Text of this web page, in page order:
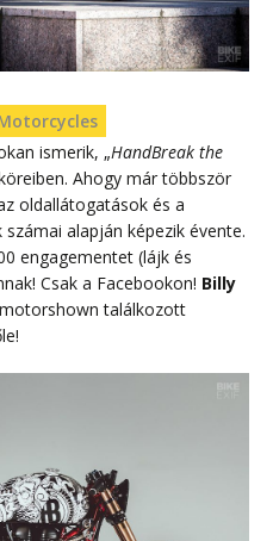
ismerik, „HandBreak the
Ahogy már többször
oldallátogatások és a
alapján képezik évente.
engagementet (lájk és
Csak a Facebookon! Billy
találkozott